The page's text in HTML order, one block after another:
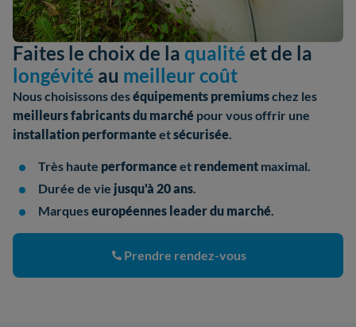
Faites le choix de la qualité et de la
longévité au meilleur coût
Nous choisissons deséquipements premiumschez les
meilleurs fabricantsdu marché pour vous offrir une
installation performante etsécurisée.
Très haute performance et rendement maximal.
Durée de vie jusqu'à 20 ans.
Marqueseuropéennes leader du marché.
Prendre rendez-vous